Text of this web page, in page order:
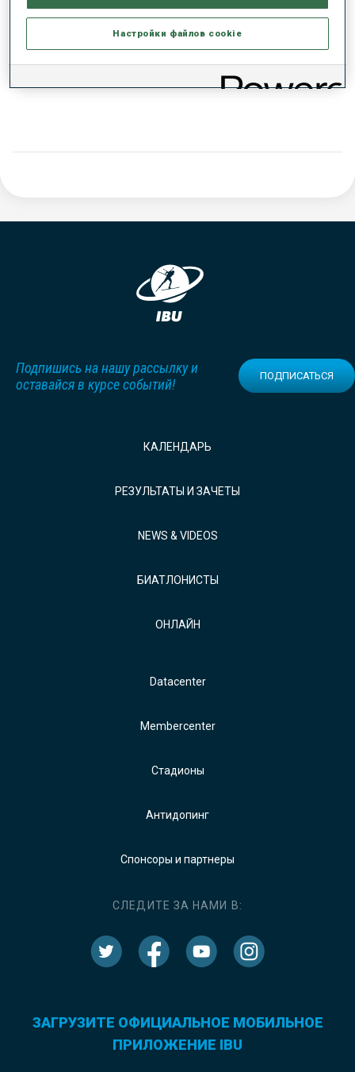
РЕЗУЛЬТАТЫ - ТЕНДЕНЦИЯ
ДАННЫХ НЕТ
Подпишись на нашу рассылку и
оставайся в курсе событий!
ПОДПИСАТЬСЯ
КАЛЕНДАРЬ
РЕЗУЛЬТАТЫ И ЗАЧЕТЫ
NEWS & VIDEOS
БИАТЛОНИСТЫ
ОНЛАЙН
Datacenter
Membercenter
Стадионы
Антидопинг
Спонсоры и партнеры
СЛЕДИТЕ ЗА НАМИ В:
ЗАГРУЗИТЕ ОФИЦИАЛЬНОЕ МОБИЛЬНОЕ
ПРИЛОЖЕНИЕ IBU
Настройки файлов cookie